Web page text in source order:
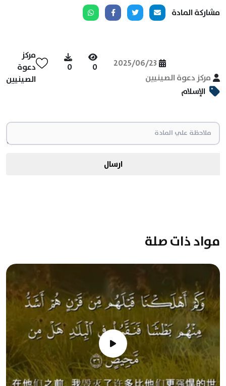
مشاركة المادة
مركز دعوة الصينيين
2025/06/23
0
0
مركز
دعوة
الصينيين
الإسلام
ارسال
مواد ذات صلة